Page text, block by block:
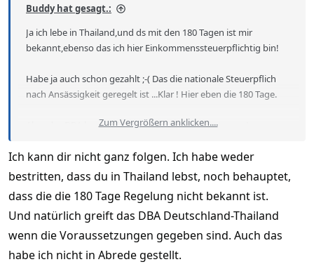
Buddy hat gesagt.:
Ja ich lebe in Thailand,und ds mit den 180 Tagen ist mir
bekannt,ebenso das ich hier Einkommenssteuerpflichtig bin!
Habe ja auch schon gezahlt ;-( Das die nationale Steuerpflich
nach Ansässigkeit geregelt ist ...Klar ! Hier eben die 180 Tage.
Aber das DBA kommt in Thailand trotzdem zu tragen!
Zum Vergrößern anklicken....
Ich kann dir nicht ganz folgen. Ich habe weder
bestritten, dass du in Thailand lebst, noch behauptet,
dass die die 180 Tage Regelung nicht bekannt ist.
Und natürlich greift das DBA Deutschland-Thailand
wenn die Voraussetzungen gegeben sind. Auch das
habe ich nicht in Abrede gestellt.